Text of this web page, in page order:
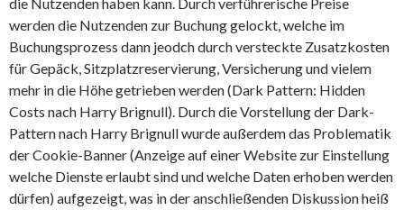
werden die Nutzenden zur Buchung gelockt, welche im
Buchungsprozess dann jeodch durch versteckte Zusatzkosten
für Gepäck, Sitzplatzreservierung, Versicherung und vielem
mehr in die Höhe getrieben werden (Dark Pattern: Hidden
Costs nach Harry Brignull). Durch die Vorstellung der Dark-
Pattern nach Harry Brignull wurde außerdem das Problematik
der Cookie-Banner (Anzeige auf einer Website zur Einstellung
welche Dienste erlaubt sind und welche Daten erhoben werden
dürfen) aufgezeigt, was in der anschließenden Diskussion heiß